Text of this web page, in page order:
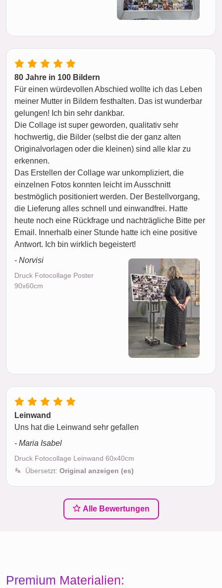
80 Jahre in 100 Bildern
Für einen würdevollen Abschied wollte ich das Leben
meiner Mutter in Bildern festhalten. Das ist wunderbar
gelungen! Ich bin sehr dankbar.
Die Collage ist super geworden, qualitativ sehr
hochwertig, die Bilder (selbst die der ganz alten
Originalvorlagen oder die kleinen) sind alle klar zu
erkennen.
Das Erstellen der Collage war unkompliziert, die
einzelnen Fotos konnten leicht im Ausschnitt
bestmöglich positioniert werden. Der Bestellvorgang,
die Lieferung alles schnell und einwandfrei. Hatte
heute noch eine Rückfrage und nachträgliche Bitte per
Email. Innerhalb einer Stunde hatte ich eine positive
Antwort. Ich bin wirklich begeistert!
- Norvisi
Druck Fotocollage Poster
90x60cm
Leinwand
Uns hat die Leinwand sehr gefallen
- Maria Isabel
Druck Fotocollage Leinwand 60x40cm
Übersetzt: Original anzeigen (es)
Alle Bewertungen
Premium Materialien: